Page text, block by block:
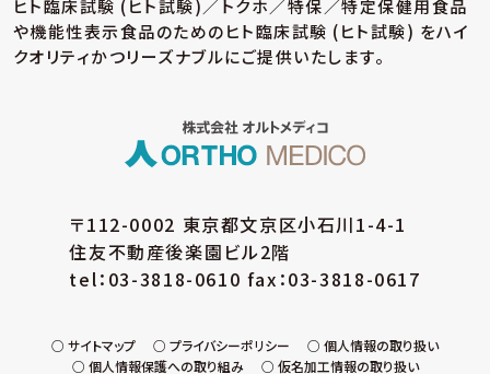
係法令等の遵守」、「個人情報の取得・利用・提
供」、「個人情報の取得元」、「質問および苦情相
談の窓口」等についての個人情報保護方針を策
取得・入力、利用・加工、保管・保存、移送・送信、
消去・廃棄等の段階ごとに、取扱方法、管理者・
取扱規程を策定しています。また、個人データの
安全管理、取扱状況の点検及び監査、外部委託
に係る規程を整備しています。
(ウ) 組織的安全管理措置
設置するとともに、個人データを取り扱う従業
員・役員および当該従業員・役員が取り扱う個
ヒト臨床試験 (ヒト試験)／トクホ／特保／特定保健用食品
や機能性表示食品のためのヒト臨床試験 (ヒト試験) をハイ
クオリティかつリーズナブルにご提供いたします。
〒112-0002 東京都文京区小石川1-4-1
住友不動産後楽園ビル2階
tel：03-3818-0610 fax：03-3818-0617
サイトマップ プライバシーポリシー
個人情報の取り扱い
個人情報保護への取り組み
仮名加工情報の取り扱い